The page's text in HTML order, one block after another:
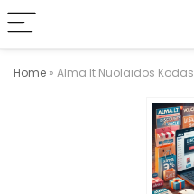
Home » Alma.lt Nuolaidos